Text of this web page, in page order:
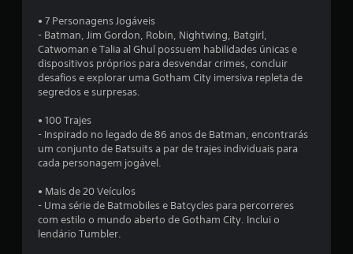
.
4
e
t
• 7 Personagens Jogáveis
- Batman, Jim Gordon, Robin, Nightwing, Batgirl,
Catwoman e Talia al Ghul possuem habilidades únicas e
dispositivos próprios para desvendar crimes, concluir
desafios e explorar uma Gotham City imersiva repleta de
segredos e surpresas.
• 100 Trajes
- Inspirado no legado de 86 anos de Batman, encontrarás
um conjunto de Batsuits a par de trajes individuais para
cada personagem jogável.
• Mais de 20 Veículos
- Uma série de Batmobiles e Batcycles para percorreres
com estilo o mundo aberto de Gotham City. Inclui o
lendário Tumbler.